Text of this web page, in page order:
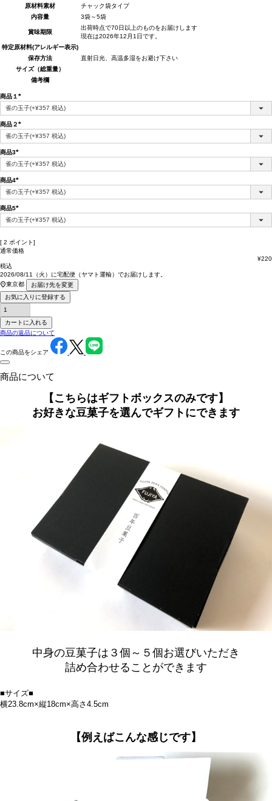
原材料素材
チャック袋タイプ
内容量
3袋～5袋
賞味期限
出荷時点で70日以上のものをお届けします
現在は2026年12月1日です。
特定原材料(アレルギー表示)
保存方法
直射日光、高温多湿をお避け下さい
サイズ（総重量）
備考欄
商品１
(必
商品２
(必
商品3
(必
商品4
(必
商品5
(必
[ 2 ポイント]
通常価格
¥220
税込
2026/08/11（火） に宅配便（ヤマト運輸） でお届けします。
東京都
お届け先を変更
お気に入りに登録する
カートに入れる
商品の返品について
この商品をシェア
商品について
【こちらはギフトボックスのみです】
お好きな豆菓子を選んでギフトにできます
中身の豆菓子は３個～５個お選びいただき
詰め合わせることができます
■サイズ■
横23.8cm×縦18cm×高さ4.5cm
【例えばこんな感じです】